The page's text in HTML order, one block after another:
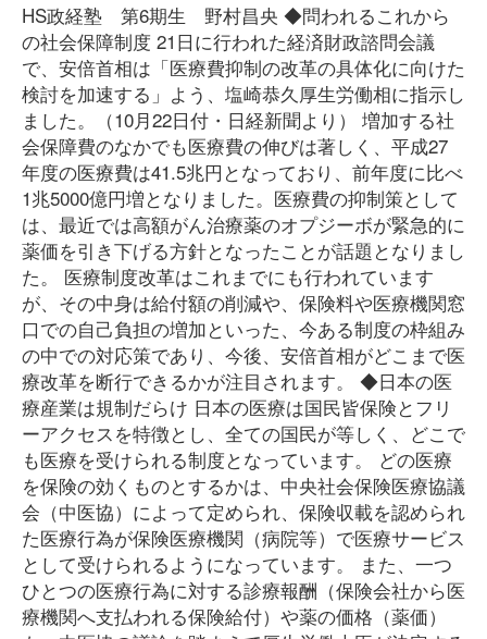
HS政経塾 第6期生 野村昌央 ◆問われるこれから
の社会保障制度 21日に行われた経済財政諮問会議
で、安倍首相は「医療費抑制の改革の具体化に向けた
検討を加速する」よう、塩崎恭久厚生労働相に指示し
ました。（10月22日付・日経新聞より） 増加する社
会保障費のなかでも医療費の伸びは著しく、平成27
年度の医療費は41.5兆円となっており、前年度に比べ
1兆5000億円増となりました。医療費の抑制策として
は、最近では高額がん治療薬のオプジーボが緊急的に
薬価を引き下げる方針となったことが話題となりまし
た。 医療制度改革はこれまでにも行われています
が、その中身は給付額の削減や、保険料や医療機関窓
口での自己負担の増加といった、今ある制度の枠組み
の中での対応策であり、今後、安倍首相がどこまで医
療改革を断行できるかが注目されます。 ◆日本の医
療産業は規制だらけ 日本の医療は国民皆保険とフリ
ーアクセスを特徴とし、全ての国民が等しく、どこで
も医療を受けられる制度となっています。 どの医療
を保険の効くものとするかは、中央社会保険医療協議
会（中医協）によって定められ、保険収載を認められ
た医療行為が保険医療機関（病院等）で医療サービス
として受けられるようになっています。 また、一つ
ひとつの医療行為に対する診療報酬（保険会社から医
療機関へ支払われる保険給付）や薬の価格（薬価）